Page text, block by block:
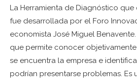
La Herramienta de Diagnóstico que
fue desarrollada por el Foro
economista José Miguel
que permite conocer
se encuentra la empresa e
podrían presentarse problemas. Es